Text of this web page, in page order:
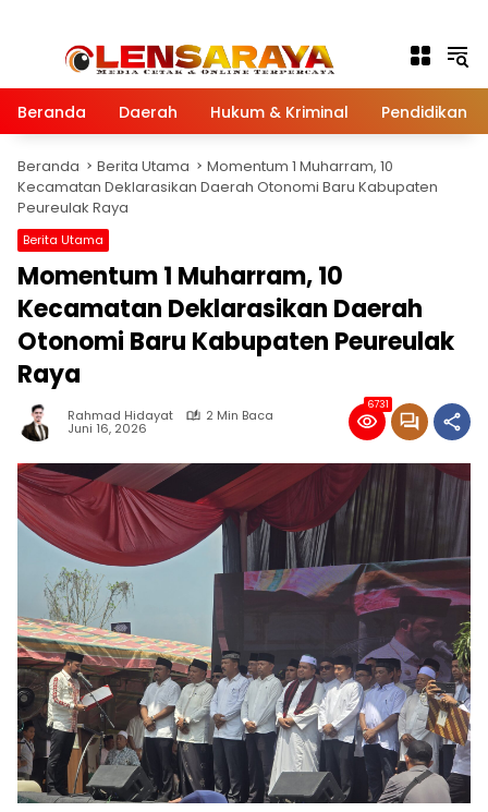
Beranda Daerah Hukum & Kriminal Pendidikan
Beranda Berita Utama
Momentum 1 Muharram, 10
Kecamatan Deklarasikan Daerah Otonomi Baru Kabupaten
Peureulak Raya
Berita Utama
Momentum 1 Muharram, 10
Kecamatan Deklarasikan Daerah
Otonomi Baru Kabupaten Peureulak
Raya
Rahmad Hidayat 2 Min Baca
Juni 16, 2026
6731